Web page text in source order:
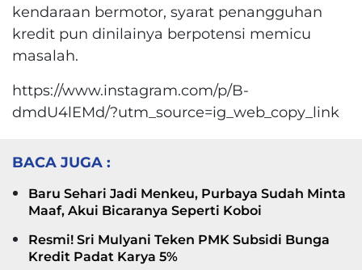
kendaraan bermotor, syarat penangguhan
kredit pun dinilainya berpotensi memicu
masalah.
https://www.instagram.com/p/B-
dmdU4lEMd/?utm_source=ig_web_copy_link
BACA JUGA :
Baru Sehari Jadi Menkeu, Purbaya Sudah Minta
Maaf, Akui Bicaranya Seperti Koboi
Resmi! Sri Mulyani Teken PMK Subsidi Bunga
Kredit Padat Karya 5%